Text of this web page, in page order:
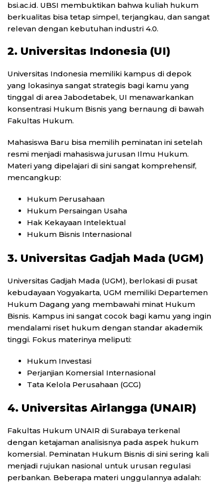
bsi.ac.id. UBSI membuktikan bahwa kuliah hukum
berkualitas bisa tetap simpel, terjangkau, dan sangat
relevan dengan kebutuhan industri 4.0.
2. Universitas Indonesia (UI)
Universitas Indonesia memiliki kampus di depok
yang lokasinya sangat strategis bagi kamu yang
tinggal di area Jabodetabek, UI menawarkankan
konsentrasi Hukum Bisnis yang bernaung di bawah
Fakultas Hukum.
Mahasiswa Baru bisa memilih peminatan ini setelah
resmi menjadi mahasiswa jurusan Ilmu Hukum.
Materi yang dipelajari di sini sangat komprehensif,
mencangkup:
Hukum Perusahaan
Hukum Persaingan Usaha
Hak Kekayaan Intelektual
Hukum Bisnis Internasional
3. Universitas Gadjah Mada (UGM)
Universitas Gadjah Mada (UGM), berlokasi di pusat
kebudayaan Yogyakarta, UGM memiliki Departemen
Hukum Dagang yang membawahi minat Hukum
Bisnis. Kampus ini sangat cocok bagi kamu yang ingin
mendalami riset hukum dengan standar akademik
tinggi. Fokus materinya meliputi:
Hukum Investasi
Perjanjian Komersial Internasional
Tata Kelola Perusahaan (GCG)
4. Universitas Airlangga (UNAIR)
Fakultas Hukum UNAIR di Surabaya terkenal
dengan ketajaman analisisnya pada aspek hukum
komersial. Peminatan Hukum Bisnis di sini sering kali
menjadi rujukan nasional untuk urusan regulasi
perbankan. Beberapa materi unggulannya adalah: